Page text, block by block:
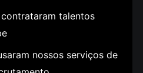
contrataram talentos
nossos serviços de